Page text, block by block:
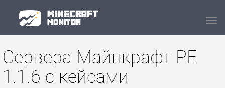
Сервера Майнкрафт PE
1.1.6 с кейсами